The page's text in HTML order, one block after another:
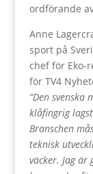
ordförande
Anne
sport på
chef för Eko-
för TV4
”Den svenska
klåfingrig
Branschen
teknisk
väcker. Jag